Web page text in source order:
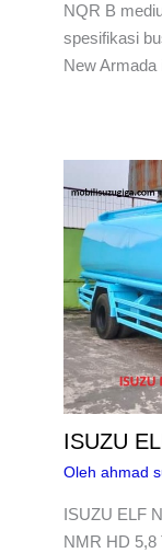
NQR B
spesifikasi
New
ISUZU
Oleh ahmad
ISUZU ELF
NMR HD 5,8